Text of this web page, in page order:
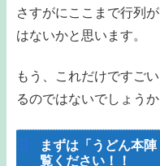
さすがにここまで行列
はないかと思います。
もう、これだけですご
るのではないでしょうか
まずは「うどん本
覧ください！！